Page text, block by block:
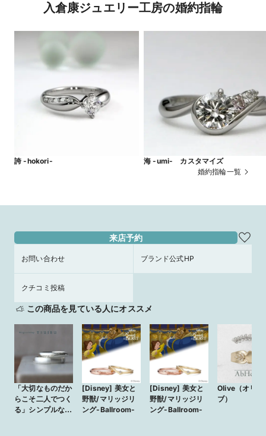
入倉康ジュエリー工房の婚約指輪
誇 -hokori-
海 -umi- カスタマイズ
婚約指輪一覧
来店予約
お問い合わせ ブランド公式HP
クチコミ投稿
この商品を見ている人にオススメ
「大切なものだか
らこそ二人でつく
る」シンプルな中
[Disney] 美女と
野獣/マリッジリ
ング-Ballroom-
[Disney] 美女と
野獣/マリッジリ
ング-Ballroom-
Olive（オリー
ブ）